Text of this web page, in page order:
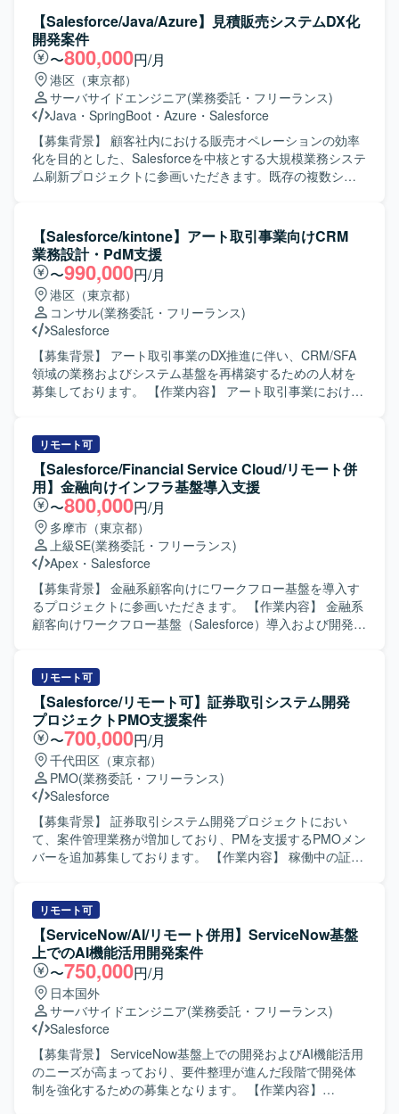
ただきます。また、先方運用チームへの技術支援やテクニ
カル相談対応、ベストプラクティスの提供などの技術相
談・伴走支援を実施していただきます。さらに、メンバー
育成やスキルトランスファーを通じたナレッジ共有を行
い、システム運用面での妥当性評価や安全性に関するアド
バイスなどのガバナンス支援にも携わっていただきます。
【求める人物像】 Salesforceに関する豊富な知見をもち、
自ら課題を抽出し改善提案まで推進いただける方を求めて
います。運用チームや関係者と円滑にコミュニケーション
を取りながら、技術面とマネジメントの両面で主体的にリ
環境において、セキュリティやガバナンスを含む上流工程
から運用支援まで一貫して関わることができます。技術支
援だけでなくメンバー育成やスキルトランスファーを通じ
て組織全体のレベルアップに貢献できる点も魅力です。
【開発環境】 Service CloudおよびExperience Cloudを中心
としたSalesforce環境において、権限管理やセキュリティ設
計などの運用・改善業務を行います。
【Salesforce/Java/Azure】見積販売システムDX化
開発案件
〜800,000円/月
港区（東京都）
サーバサイドエンジニア(業務委託・フリーランス)
Java ・ SpringBoot ・ Azure ・ Salesforce
【募集背景】 顧客社内における販売オペレーションの効率
化を目的とした、Salesforceを中核とする大規模業務システ
ム刷新プロジェクトに参画いただきます。既存の複数シス
容】 Salesforceを中心とした見積販売システムの機能開発
および改修を行っていただきます。Java（Spring Boot）や
JavaScriptを用いた各種機能の設計・実装・単体テスト、
Salesforceのカスタマイズや連携処理の実装、Power
Platformを活用したローコード開発などを担当いただきま
す。また、AzureのAIサービスやデータ分析サービスを用い
たデータ二次活用の検討・実装にも携わっていただきま
す。開発チームおよび保守チームと連携しながら、短いス
プリントサイクルで継続的な機能改善を進めていただきま
す。 【求める人物像】 高いコミュニケーション能力を持
得に前向きで、DX化やデータ二次活用、AI・ビッグデータ
といった領域への興味・関心を持って取り組める方にマッ
チするポジションです。 【ポジションの魅力】 Salesforce
を中核とした大規模な業務システム刷新プロジェクトに参
画でき、JavaやSpring Bootに加えて、Power Platformや
AzureのAI・データ分析サービスなど幅広い技術スタックに
触れることができます。アジャイル開発で短いスプリント
を回しながら継続的な改善に取り組めるため、ビジネス要
件と技術を結びつけた経験を積みやすい環境です。現場環
境も安定しており、新しい知識や技術の習得に前向きに取
り組みたい方にとって成長機会の多いプロジェクトです。
Azureデータ分析サービスなどを用いたアジャイル開発（1
週間スプリント）となります。
【Salesforce/kintone】アート取引事業向けCRM
業務設計・PdM支援
〜990,000円/月
港区（東京都）
コンサル(業務委託・フリーランス)
Salesforce
【募集背景】 アート取引事業のDX推進に伴い、CRM/SFA
領域の業務およびシステム基盤を再構築するための人材を
募集しております。 【作業内容】 アート取引事業における
業活動情報の運用状況を調査し、顧客管理・営業管理業務
のTo-Be設計を実施していただきます。 顧客管理領域のデ
ータモデル設計、運用ルール策定、CRMデータ移行方針の
策定を行っていただきます。 業務要件を機能要件・画面要
件・データ要件へと落とし込み、仕様として整理していた
だきます。 経営層、業務部門、開発チームとの間で調整を
行い、MVP策定やフェーズ分け、優先順位付けをリードし
ていただきます。 会議のファシリテーションおよび論点整
理を通じて、意思決定を支援していただきます。 【求める
人物像】 顧客側PdMを支援する立場として、事業目線で課
題を整理し、意思決定を支援できる方を求めております。
定しております。 【ポジションの魅力】 事業の中核である
アート取引領域において、CRM業務および基幹システムの
設計から関与していただけます。 経営層から現場部門、開
発チームまで横断的に関わりながら、DX推進に直接貢献で
きるポジションです。 CRMデータ基盤や業務プロセスの設
計を通じて、上流工程のスキルを高めることができます。
【開発環境】 Salesforceやkintoneなどのクラウド型CRMプ
ラットフォームを中心とした環境を想定しております。
リモート可
【Salesforce/Financial Service Cloud/リモート併
用】金融向けインフラ基盤導入支援
〜800,000円/月
多摩市（東京都）
上級SE(業務委託・フリーランス)
Apex ・ Salesforce
【募集背景】 金融系顧客向けにワークフロー基盤を導入す
るプロジェクトに参画いただきます。 【作業内容】 金融系
顧客向けワークフロー基盤（Salesforce）導入および開発支
で一連の工程をご担当いただきます。 【求める人物像】 自
ら進んでコミュニケーションを図りながら要件調整ができ
る方を求めています。想定される作業を一人称で遂行で
き、新しい業務についても積極的に学びキャッチアップい
ただける方にマッチするポジションです。 【ポジションの
魅力】 金融業界向けのSalesforce案件に携わることで、
Financial Service Cloudをはじめとした金融領域特有の知見
を深めていただけます。要件調整からリリースまで幅広い
工程を経験できるため、上流工程スキルや折衝力の向上も
期待できます。 【開発環境】 Salesforceを中心としたワー
クフロー基盤上での開発環境となります。
リモート可
【Salesforce/リモート可】証券取引システム開発
プロジェクトPMO支援案件
〜700,000円/月
千代田区（東京都）
PMO(業務委託・フリーランス)
Salesforce
【募集背景】 証券取引システム開発プロジェクトにおい
て、案件管理業務が増加しており、PMを支援するPMOメン
バーを追加募集しております。 【作業内容】 稼働中の証券
キュメントの作成・更新、内部定例会議の準備、会議日程
調整および運営、議事録作成を担当していただきます。 ま
た、Redmine等を用いたチケット起票・進捗管理、不具合
集計、課題やQAの追い回し、Salesforceへの入力作業など
もご対応いただきます。 【求める人物像】 自ら課題を見つ
けて主体的に動ける方を求めております。 コミュニケーシ
ョンを取りながら関係者と円滑に連携し、ドキュメント作
成や進捗管理を丁寧かつ正確に進められる方が望ましいで
す。 【ポジションの魅力】 大規模な証券取引システム開発
プロジェクトに参画し、PMの近くでプロジェクト管理業務
全般に携わることができます。 金融システム開発の現場で
リモート可
【ServiceNow/AI/リモート併用】ServiceNow基盤
上でのAI機能活用開発案件
〜750,000円/月
日本国外
サーバサイドエンジニア(業務委託・フリーランス)
Salesforce
【募集背景】 ServiceNow基盤上での開発およびAI機能活用
のニーズが高まっており、要件整理が進んだ段階で開発体
制を強化するための募集となります。 【作業内容】